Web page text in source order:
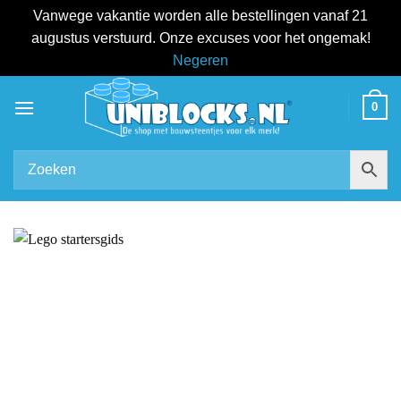
Vanwege vakantie worden alle bestellingen vanaf 21
augustus verstuurd. Onze excuses voor het ongemak!
Negeren
naar
0